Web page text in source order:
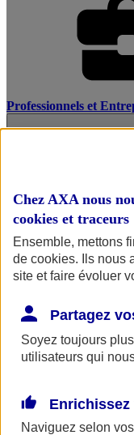
Professionnels et
Chez AXA nous
cookies et traceurs
Ensemble, mettons
de cookies. Ils nous
site et faire évoluer
Partagez
Soyez toujours
utilisateurs qui
Naviguez selon